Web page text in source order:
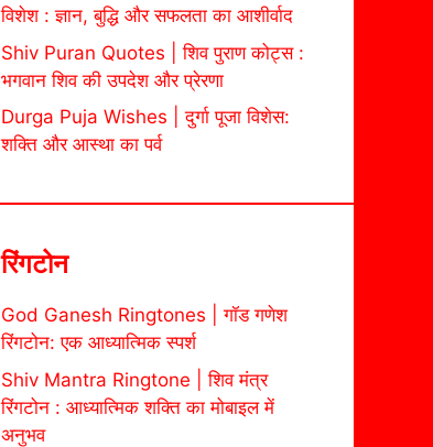
विशेश : ज्ञान, बुद्धि और सफलता का आशीर्वाद
Shiv Puran Quotes | शिव पुराण कोट्स :
भगवान शिव की उपदेश और प्रेरणा
Durga Puja Wishes | दुर्गा पूजा विशेस:
शक्ति और आस्था का पर्व
रिंगटोन
God Ganesh Ringtones | गॉड गणेश
रिंगटोन: एक आध्यात्मिक स्पर्श
Shiv Mantra Ringtone | शिव मंत्र
रिंगटोन : आध्यात्मिक शक्ति का मोबाइल में
अनुभव